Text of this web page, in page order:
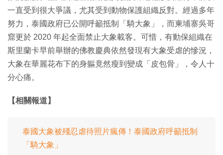
一直受到很大爭議，尤其受到動物保護組織反對。經過多年
努力，泰國政府已公開呼籲抵制「騎大象」，而柬埔寨吳哥
窟更於 2020 年起全面禁止大象載客。可惜，有動保組織在
斯里蘭卡早前舉辦的佛教慶典依然發現有大象受虐的慘況，
大象在華麗花布下的身軀竟然瘦到變成「皮包骨」，令人十
分心痛。
【相關報道】
泰國大象被殘忍虐待照片瘋傳！泰國政府呼籲抵制
「騎大象」